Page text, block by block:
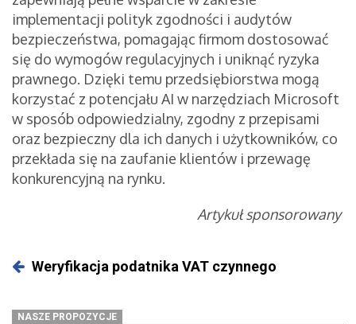
implementacji polityk zgodności i audytów
bezpieczeństwa, pomagając firmom dostosować
się do wymogów regulacyjnych i uniknąć ryzyka
prawnego. Dzięki temu przedsiębiorstwa mogą
korzystać z potencjału AI w narzędziach Microsoft
w sposób odpowiedzialny, zgodny z przepisami
oraz bezpieczny dla ich danych i użytkowników, co
przekłada się na zaufanie klientów i przewagę
konkurencyjną na rynku.
Artykuł sponsorowany
Weryfikacja podatnika VAT czynnego
NASZE PROPOZYCJE